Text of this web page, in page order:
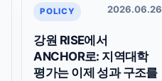
POLICY 2026.06.26
강원 RISE에서
ANCHOR로: 지역대학
평가는 이제 성과 구조를